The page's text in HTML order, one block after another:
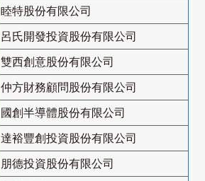
睦特股份有限公司
呂氏開發投資股份有限公司
雙西創意股份有限公司
仲方財務顧問股份有限公司
國創半導體股份有限公司
達裕豐創投資股份有限公司
朋德投資股份有限公司